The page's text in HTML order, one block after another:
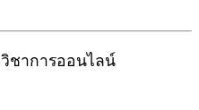
ชาการออนไลน์